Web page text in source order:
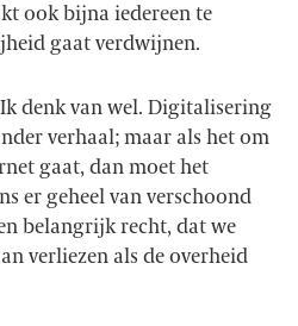
ook bijna iedereen te
gaat verdwijnen.
denk van wel. Digitalisering
verhaal; maar als het om
gaat, dan moet het
er geheel van verschoond
belangrijk recht, dat we
verliezen als de overheid